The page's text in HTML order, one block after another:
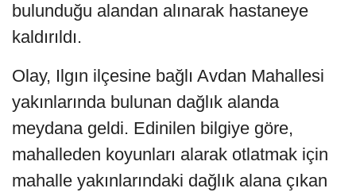
bulunduğu alandan alınarak hastaneye
kaldırıldı.
Olay, Ilgın ilçesine bağlı Avdan Mahallesi
yakınlarında bulunan dağlık alanda
meydana geldi. Edinilen bilgiye göre,
mahalleden koyunları alarak otlatmak için
mahalle yakınlarındaki dağlık alana çıkan